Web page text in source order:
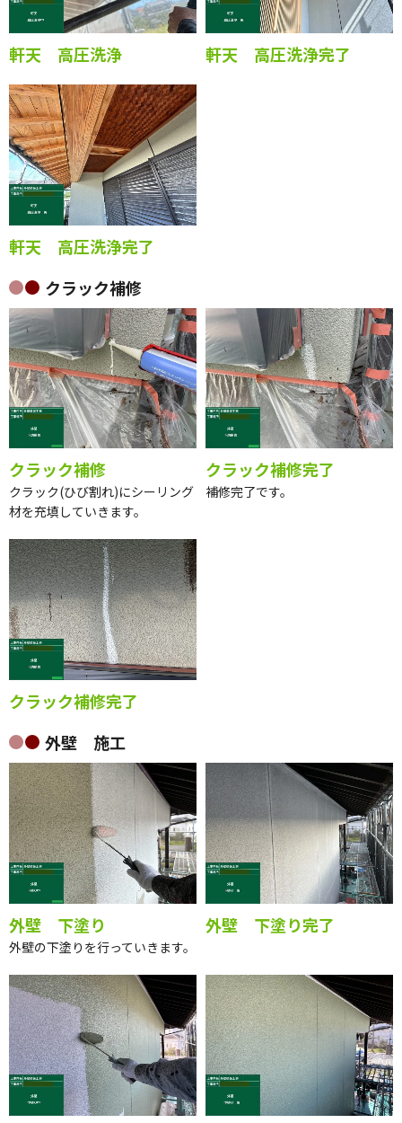
軒天 高圧洗浄 軒天 高圧洗浄完了
軒天 高圧洗浄完了
クラック補修
クラック補修
クラック(ひび割れ)にシーリング
材を充填していきます。
クラック補修完了
補修完了です。
クラック補修完了
外壁 施工
外壁 下塗り
外壁の下塗りを行っていきます。
外壁 下塗り完了